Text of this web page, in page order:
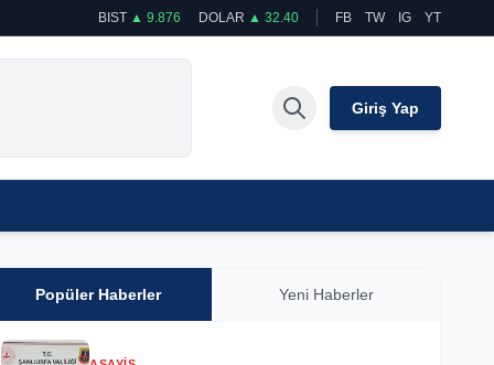
BIST ▲ 9.876 DOLAR ▲ 32.40 FB TW IG YT
Giriş Yap
Popüler Haberler Yeni Haberler